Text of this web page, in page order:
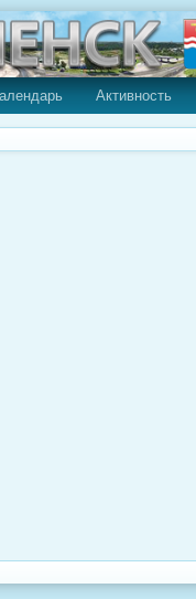
Активность